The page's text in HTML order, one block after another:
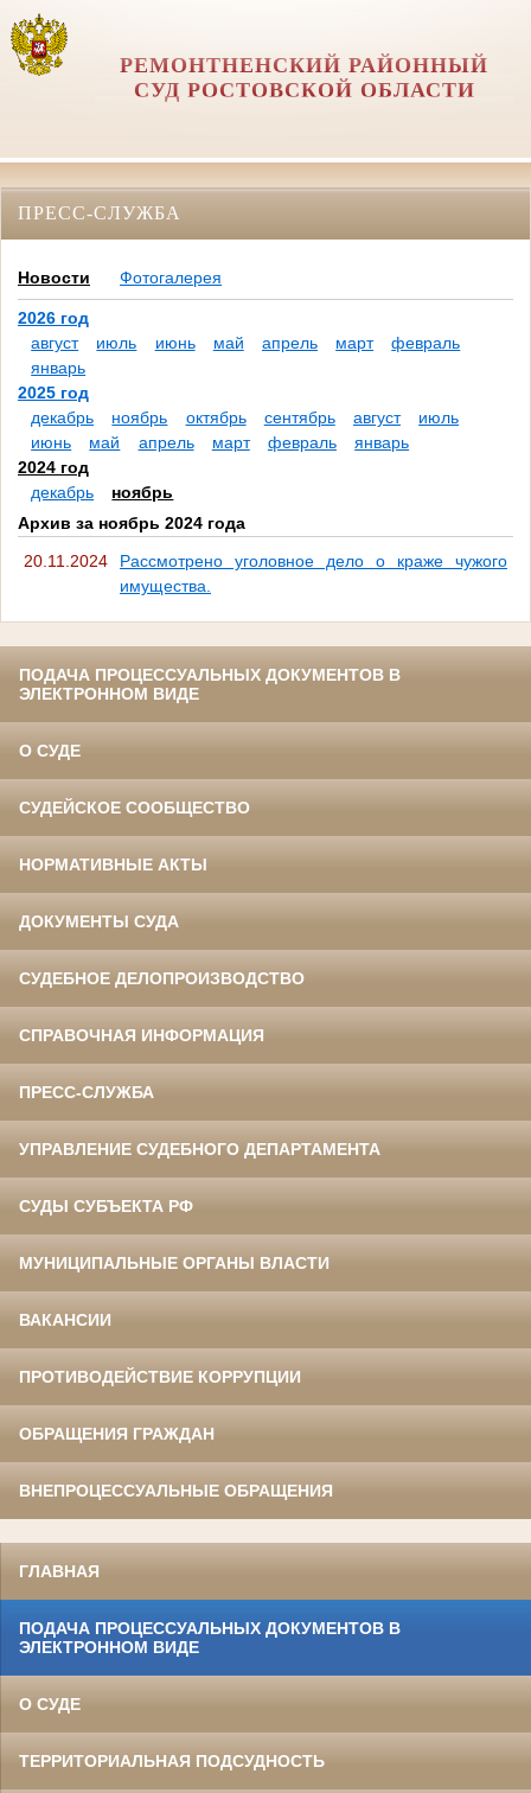
РЕМОНТНЕНСКИЙ РАЙОННЫЙ
СУД РОСТОВСКОЙ ОБЛАСТИ
ПРЕСС-СЛУЖБА
Новости Фотогалерея
2026 год
август
июль июнь май апрель март
февраль
январь
2025 год
декабрь
ноябрь октябрь сентябрь август
июль
июнь
май апрель март февраль
январь
2024 год
декабрь
ноябрь
Архив за ноябрь 2024 года
20.11.2024
Рассмотрено уголовное дело о краже чужого
имущества.
ПОДАЧА ПРОЦЕССУАЛЬНЫХ ДОКУМЕНТОВ В
ЭЛЕКТРОННОМ ВИДЕ
О СУДЕ
СУДЕЙСКОЕ СООБЩЕСТВО
НОРМАТИВНЫЕ АКТЫ
ДОКУМЕНТЫ СУДА
СУДЕБНОЕ ДЕЛОПРОИЗВОДСТВО
СПРАВОЧНАЯ ИНФОРМАЦИЯ
ПРЕСС-СЛУЖБА
УПРАВЛЕНИЕ СУДЕБНОГО ДЕПАРТАМЕНТА
СУДЫ СУБЪЕКТА РФ
МУНИЦИПАЛЬНЫЕ ОРГАНЫ ВЛАСТИ
ВАКАНСИИ
ПРОТИВОДЕЙСТВИЕ КОРРУПЦИИ
ОБРАЩЕНИЯ ГРАЖДАН
ВНЕПРОЦЕССУАЛЬНЫЕ ОБРАЩЕНИЯ
ГЛАВНАЯ
ПОДАЧА ПРОЦЕССУАЛЬНЫХ ДОКУМЕНТОВ В
ЭЛЕКТРОННОМ ВИДЕ
О СУДЕ
ТЕРРИТОРИАЛЬНАЯ ПОДСУДНОСТЬ